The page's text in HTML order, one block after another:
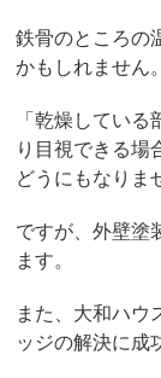
鉄骨のところの
かもしれません。
「乾燥してい
り目視できる場
どうにもなりま
ですが、外壁塗
ます。
また、大和ハウ
ッジの解決に成